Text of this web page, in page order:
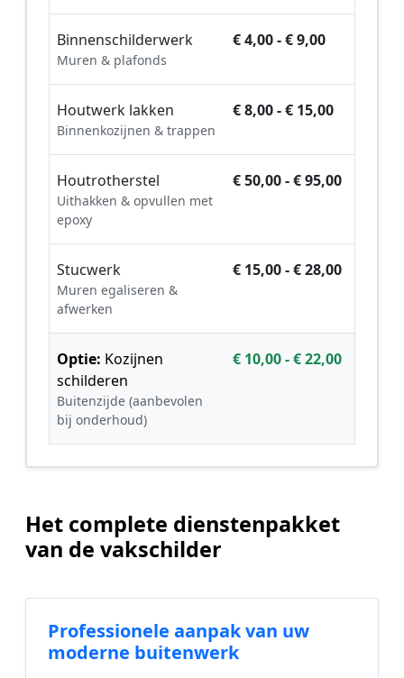
Binnenschilderwerk
Muren & plafonds
€ 4,00 - € 9,00
Houtwerk lakken
Binnenkozijnen & trappen
€ 8,00 - € 15,00
Houtrotherstel
Uithakken & opvullen met
epoxy
€ 50,00 - € 95,00
Stucwerk
Muren egaliseren &
afwerken
€ 15,00 - € 28,00
Optie: Kozijnen
schilderen
Buitenzijde (aanbevolen
bij onderhoud)
€ 10,00 - € 22,00
Het complete dienstenpakket
van de vakschilder
Professionele aanpak van uw
moderne buitenwerk